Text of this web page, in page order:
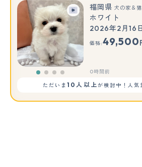
福岡県 犬の家＆
ホワイト
2026年2月16
価格:49,500
0時間前
ただいま10人以上が検討中！人気